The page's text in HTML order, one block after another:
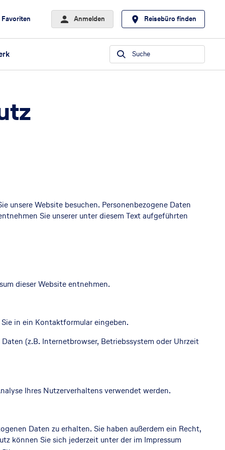
Favoriten Anmelden Reisebüro finden
Suche
unsere Website besuchen. Personenbezogene Daten
Sie unserer unter diesem Text aufgeführten
dieser Website entnehmen.
in ein Kontaktformular eingeben.
(z.B. Internetbrowser, Betriebssystem oder Uhrzeit
Ihres Nutzerverhaltens verwendet werden.
Daten zu erhalten. Sie haben außerdem ein Recht,
können Sie sich jederzeit unter der im Impressum